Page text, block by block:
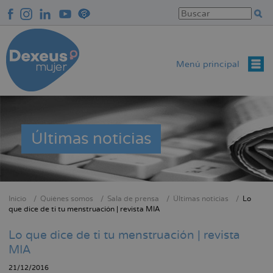
contenido
principal
Menú principal
Últimas noticias
Sobrescribir
de
ayuda
a
Inicio Quiénes somos Sala de prensa Últimas noticias
Lo
que dice de ti tu menstruación | revista MIA
Lo que dice de ti tu menstruación | revista
MIA
21/12/2016